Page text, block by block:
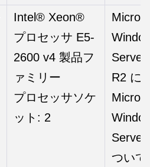
Intel® Xeon®
プロセッサ E5-
2600 v4 製品フ
ァミリー
プロセッサソケ
ット: 2
R2 に
Server
ついて